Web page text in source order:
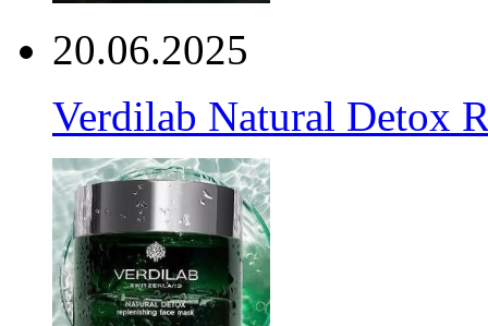
20.06.2025
Verdilab Natural Detox